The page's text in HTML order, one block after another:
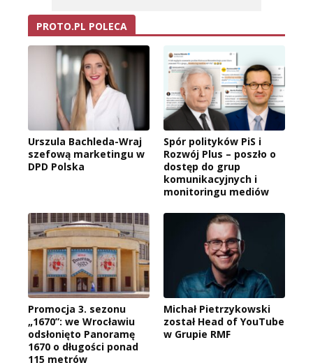
PROTO.PL POLECA
Urszula Bachleda-Wraj
szefową marketingu w
DPD Polska
Spór polityków PiS i
Rozwój Plus – poszło o
dostęp do grup
komunikacyjnych i
monitoringu mediów
Promocja 3. sezonu
„1670”: we Wrocławiu
odsłonięto Panoramę
1670 o długości ponad
115 metrów
Michał Pietrzykowski
został Head of YouTube
w Grupie RMF